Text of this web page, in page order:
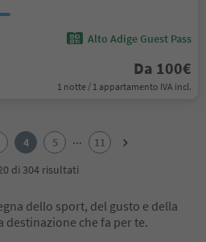
Alto Adige Guest Pass
Da 100€
1 notte / 1 appartamento IVA incl.
4 5 ...
11
di 304 risultati
dello sport, del gusto e della
destinazione che fa per te.